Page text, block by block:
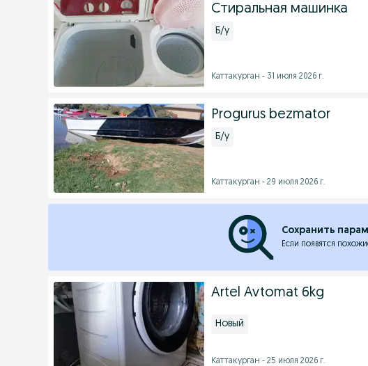
Стиральная машинка
Б/у
Каттакурган - 31 июля 2026 г.
Progurus bezmator
Б/у
Каттакурган - 29 июля 2026 г.
Сохранить
Если появятся
Artel Avtomat 6kg
Новый
Каттакурган - 25 июля 2026 г.